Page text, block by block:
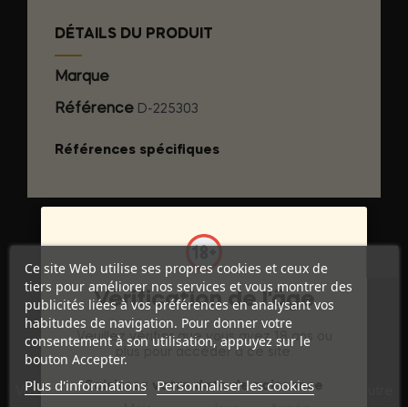
DÉTAILS DU PRODUIT
Marque
Référence D-225303
Références spécifiques
Vos commandes sont expédiées dans un emballage neutre
Ce site Web utilise ses propres cookies et ceux de
tiers pour améliorer nos services et vous montrer des
publicités liées à vos préférences en analysant vos
habitudes de navigation. Pour donner votre
consentement à son utilisation, appuyez sur le
bouton Accepter.
Plus d'informations Personnaliser les cookies
Vérification de l'âge
Veuillez vérifier que vous avez 18 ans ou
plus pour accéder à ce site.
Saisissez votre date de naissance